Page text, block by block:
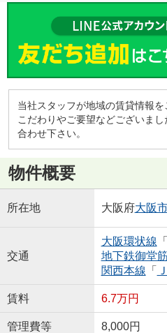
当社スタッフが地域の賃貸情報
こだわりやご要望などございま
合わせ下さい。
物件概要
所在地 大阪府大阪
交通
大阪環状線 「
地下鉄御堂
関西本線 「
賃料 6.7万円
管理費等 8,000円